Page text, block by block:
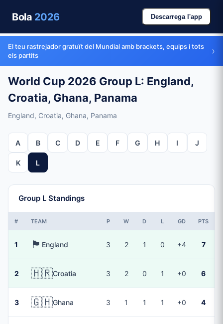
Bola 2026 Descarrega l'app
El teu rastrejador gratuït del Mundial amb brackets, equips i tots
els partits
›
World Cup 2026 Group L: England,
Croatia, Ghana, Panama
England, Croatia, Ghana, Panama
A B C D E F G H I J
K L
Group L Standings
# TEAM P W D L GD PTS
1 🏴󠁧󠁢󠁥󠁮󠁧󠁿 England 3 2 1 0 +4 7
2 🇭🇷Croatia 3 2 0 1 +0 6
3 🇬🇭Ghana 3 1 1 1 +0 4